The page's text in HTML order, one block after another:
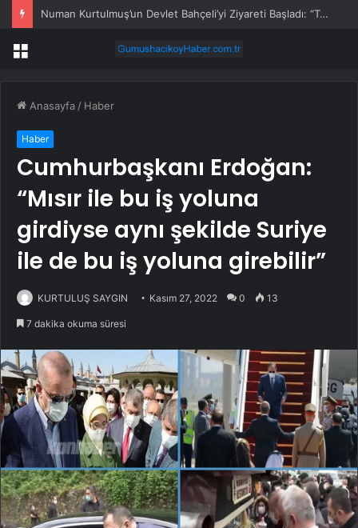
Numan Kurtulmuş’un Devlet Bahçeli’yi Ziyareti Başladı: “Terörsüz Türkiye” Gündemi Masada
Menü
Anasayfa / Haber
Haber
Cumhurbaşkanı Erdoğan:
“Mısır ile bu iş yoluna
girdiyse aynı şekilde Suriye
ile de bu iş yoluna girebilir”
KURTULUŞ SAYGIN Kasım 27, 2022 0 13
7 dakika okuma süresi